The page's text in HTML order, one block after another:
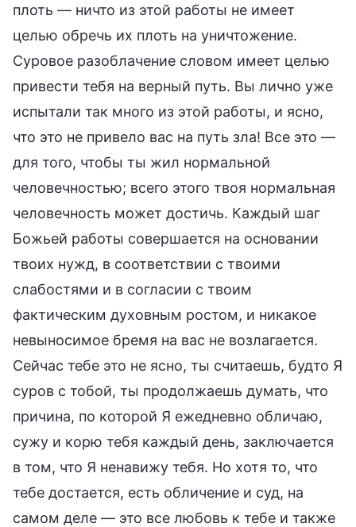
плоть — ничто из этой работы не имеет
целью обречь их плоть на уничтожение.
Суровое разоблачение словом имеет целью
привести тебя на верный путь. Вы лично уже
испытали так много из этой работы, и ясно,
что это не привело вас на путь зла! Все это —
для того, чтобы ты жил нормальной
человечностью; всего этого твоя нормальная
человечность может достичь. Каждый шаг
Божьей работы совершается на основании
твоих нужд, в соответствии с твоими
слабостями и в согласии с твоим
фактическим духовным ростом, и никакое
невыносимое бремя на вас не возлагается.
Сейчас тебе это не ясно, ты считаешь, будто Я
суров с тобой, ты продолжаешь думать, что
причина, по которой Я ежедневно обличаю,
сужу и корю тебя каждый день, заключается
в том, что Я ненавижу тебя. Но хотя то, что
тебе достается, есть обличение и суд, на
самом деле — это все любовь к тебе и также